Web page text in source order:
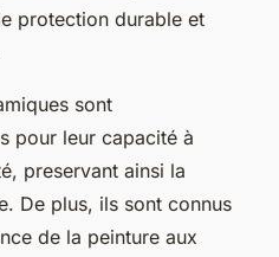
protection durable et
sont
pour leur capacité à
preservant ainsi la
De plus, ils sont connus
de la peinture aux